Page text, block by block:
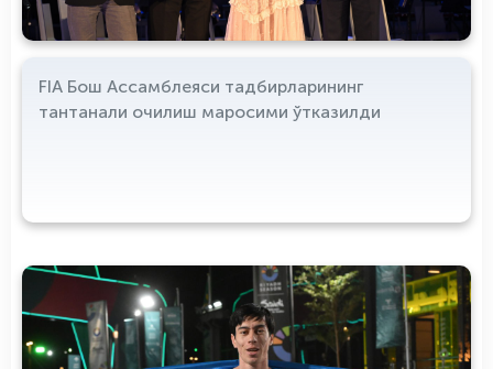
FIA Бош Ассамблеяси тадбирларининг
тантанали очилиш маросими ўтказилди